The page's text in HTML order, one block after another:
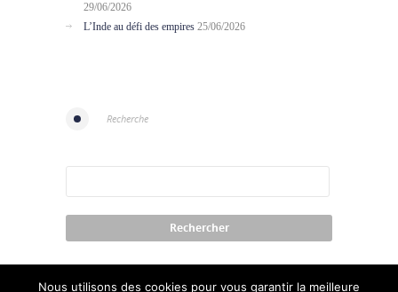
29/06/2026
L’Inde au défi des empires 25/06/2026
Recherche
Nous utilisons des cookies pour vous garantir la meilleure